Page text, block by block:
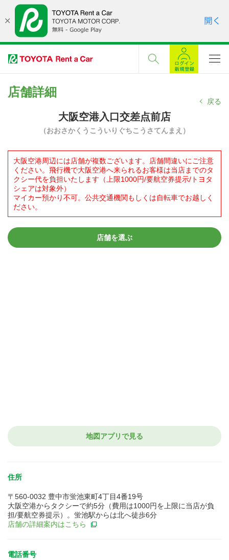
店舗詳細
戻る
大阪空港入口交差点前店
（おおさかくうこういりぐちこうさてんまえ）
大阪空港周辺には店舗が複数ございます。店舗間違いにご注意
ください。飛行機で大阪空港へ来られるお客様は当店までのタ
クシー代を負担いたします（上限1000円/要航空券提示/トヨタ
シェアは対象外）
マイカー預かり不可。公共交通機関もしくは自転車でお越しく
ださい。
店舗を選ぶ
地図アプリで見る
住所
〒560-0032 豊中市蛍池東町4丁目4番19号
大阪空港からタクシーで約5分（費用は1000円を上限に当店が負
担/要航空券提示）。蛍池駅からは北へ徒歩6分
店舗の詳細案内はこちら
電話番号